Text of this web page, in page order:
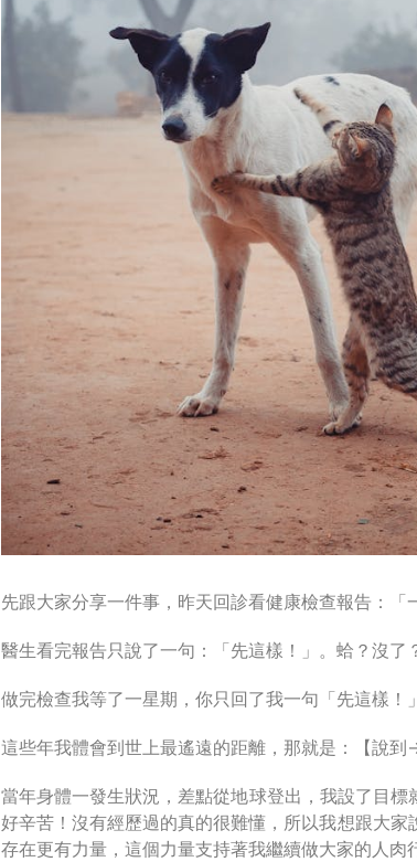
先跟大家分享一件事，昨天回診看健康檢查報告：「
醫生看完報告只說了一句：「先這樣！」。蛤？沒了
做完檢查我等了一星期，你只回了我一句「先這樣！
這些年我體會到世上最遙遠的距離，那就是：【說到
當年身體一發生狀況，差點從地球登出，我設了目
好辛苦！沒有經歷過的真的很難懂，所以我想跟大
存在更有力量，這個力量支持著我繼續做大家的人肉